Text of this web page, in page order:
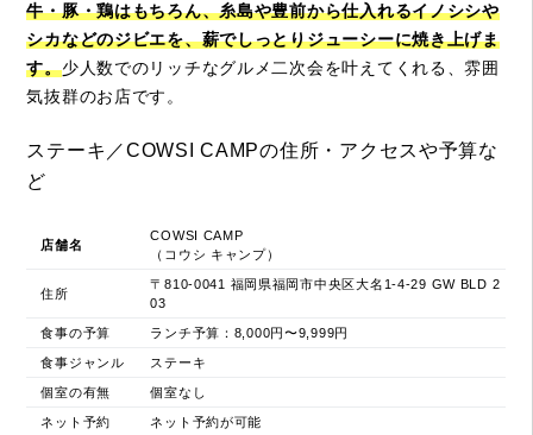
牛・豚・鶏はもちろん、糸島や豊前から仕入れるイノシシや
シカなどのジビエを、薪でしっとりジューシーに焼き上げま
す。少人数でのリッチなグルメ二次会を叶えてくれる、雰囲
気抜群のお店です。
ステーキ／COWSI CAMPの住所・アクセスや予算な
ど
店舗名
COWSI CAMP
（コウシ キャンプ）
住所
〒810-0041 福岡県福岡市中央区大名1-4-29 GW BLD 2
03
食事の予算 ランチ予算：8,000円〜9,999円
食事ジャンル ステーキ
個室の有無 個室なし
ネット予約 ネット予約が可能